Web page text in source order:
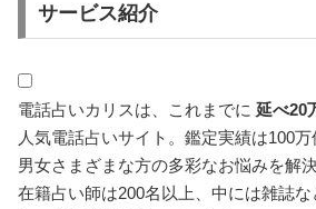
サービス紹介
電話占いカリスは、これまでに 延べ20
人気電話占いサイト。鑑定実績は100
男女さまざまな方の多彩なお悩みを解
在籍占い師は200名以上、中には雑誌